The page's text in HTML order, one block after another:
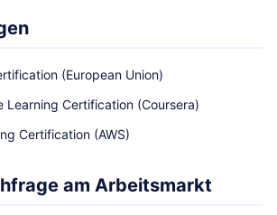
(European Union)
Learning Certification (Coursera)
Certification (AWS)
am Arbeitsmarkt